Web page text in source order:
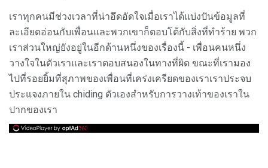
เราทุกคนมีช่วงเวลาที่น่าอึดอัดใจเมื่อเราได้แบ่งปันข้อมูลที่
ละเอียดอ่อนกับเพื่อนและพวกเขาก็ตอบโต้กับสิ่งที่ทำร้าย พวก
เราส่วนใหญ่ยังอยู่ในอีกด้านหนึ่งของเรื่องนี้ - เพื่อนคนหนึ่ง
วางใจในตัวเราและเราตอบสนองในทางที่ผิด ขณะที่เรามอง
ไปที่รอยยิ้มที่สุภาพของเพื่อนที่เคร่งเครียดของเราเราประจบ
ประแจงภายใน chiding ตัวเองสำหรับการวางเท้าของเราใน
ปากของเรา